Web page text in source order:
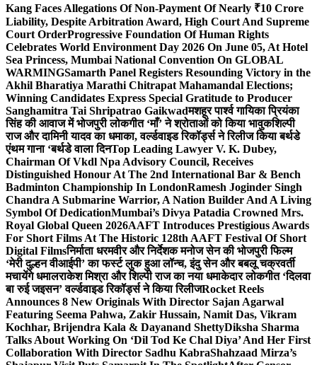
Kang Faces Allegations Of Non-Payment Of Nearly ₹10 Crore
Liability, Despite Arbitration Award, High Court And Supreme
Court OrderProgressive Foundation Of Human Rights
Celebrates World Environment Day 2026 On June 05, At Hotel
Sea Princess, Mumbai National Convention On GLOBAL
WARMINGSamarth Panel Registers Resounding Victory in the
Akhil Bharatiya Marathi Chitrapat Mahamandal Elections;
Winning Candidates Express Special Gratitude to Producer
Sanghamitra Tai Shripatrao Gaikwadमशहूर पार्श्व गायिका प्रियंका
सिंह की आवाज में भोजपुरी लोकगीत ‘माँ’ ने श्रोताओं को किया भावुकशिल्पी
राज और दामिनी यादव का धमाका, वर्ल्डवाइड रिकॉर्ड्स ने रिलीज किया बर्थडे
एंथम गाना ‘बर्थडे वाला दिनTop Leading Lawyer V. K. Dubey,
Chairman Of Vkdl Npa Advisory Council, Receives
Distinguished Honour At The 2nd International Bar & Bench
Badminton Championship In LondonRamesh Joginder Singh
Chandra A Submarine Warrior, A Nation Builder And A Living
Symbol Of DedicationMumbai’s Divya Patadia Crowned Mrs.
Royal Global Queen 2026AAFT Introduces Prestigious Awards
For Short Films At The Historic 128th AAFT Festival Of Short
Digital Filmsनिर्माता धरमवीर और निर्देशक मनोज सेन की भोजपुरी फिल्म
‘मेरी दुल्हन वीआईपी’ का फर्स्ट लुक हुआ लॉन्च, इंदु सेन और बबलू चक्रवर्ती
मचायेंगे धमालराकेश मिश्रा और शिल्पी राज का नया धमाकेदार लोकगीत ‘दिलवा
बा रुई जइसन’ वर्ल्डवाइड रिकॉर्ड्स ने किया रिलीजRocket Reels
Announces 8 New Originals With Director Sajan Agarwal
Featuring Seema Pahwa, Zakir Hussain, Namit Das, Vikram
Kochhar, Brijendra Kala & Dayanand ShettyDiksha Sharma
Talks About Working On ‘Dil Tod Ke Chal Diya’ And Her First
Collaboration With Director Sadhu KabraShahzaad Mirza’s